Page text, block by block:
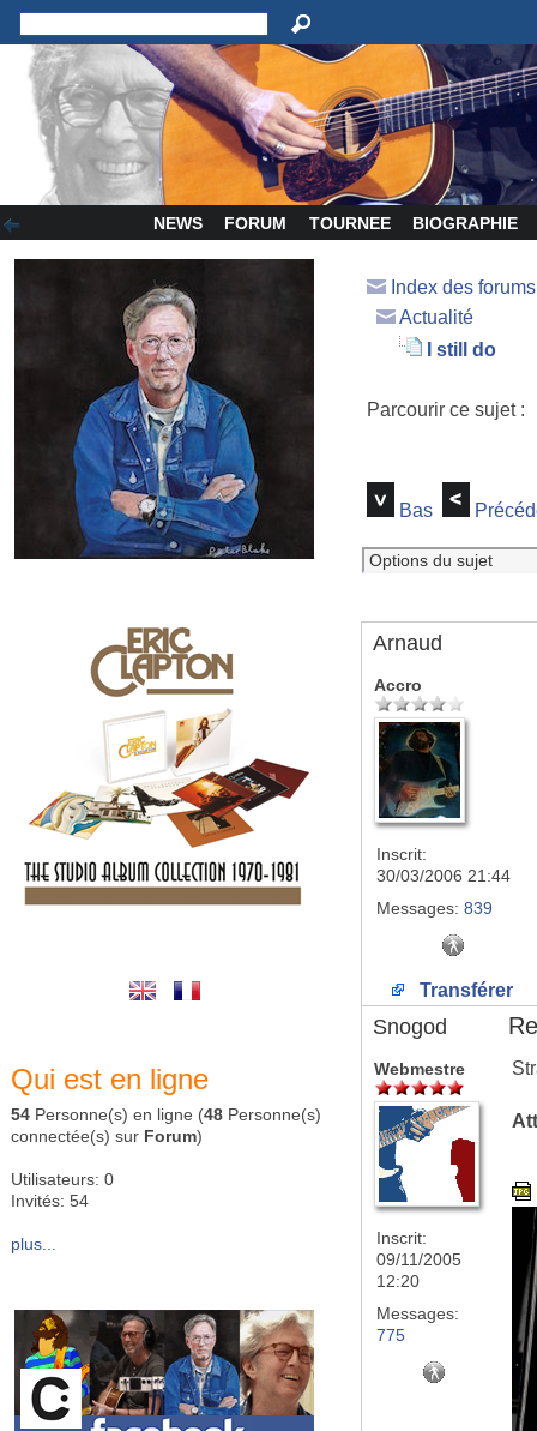
NEWS FORUM TOURNEE BIOGRAPHIE
Qui est en ligne
54 Personne(s) en ligne (48 Personne(s)
connectée(s) sur Forum)
Utilisateurs: 0
Invités: 54
plus...
Index des
Actualité
I still do
Parcourir ce sujet
Bas
Arnaud
Accro
Inscrit:
30/03/2006 21:44
Messages: 839
Transférer
Snogod
Webmestre
Inscrit:
09/11/2005
12:20
Messages:
775